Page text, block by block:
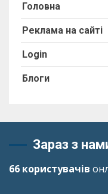
Головна
Реклама на сайті
Login
Блоги
Зараз з
66 користувачів